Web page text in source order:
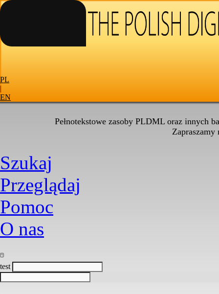
PL
|
EN
Pełnotekstowe zasoby PLDML oraz innych
Zapraszamy
Szukaj
Przeglądaj
Pomoc
O nas
test